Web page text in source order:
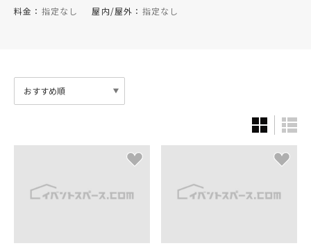
料金： 指定なし 屋内/屋外： 指定なし